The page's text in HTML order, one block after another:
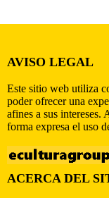
AVISO LEGAL
Este sitio web utiliza
poder ofrecer una
afines a sus intereses.
forma expresa el uso
ACERCA DEL